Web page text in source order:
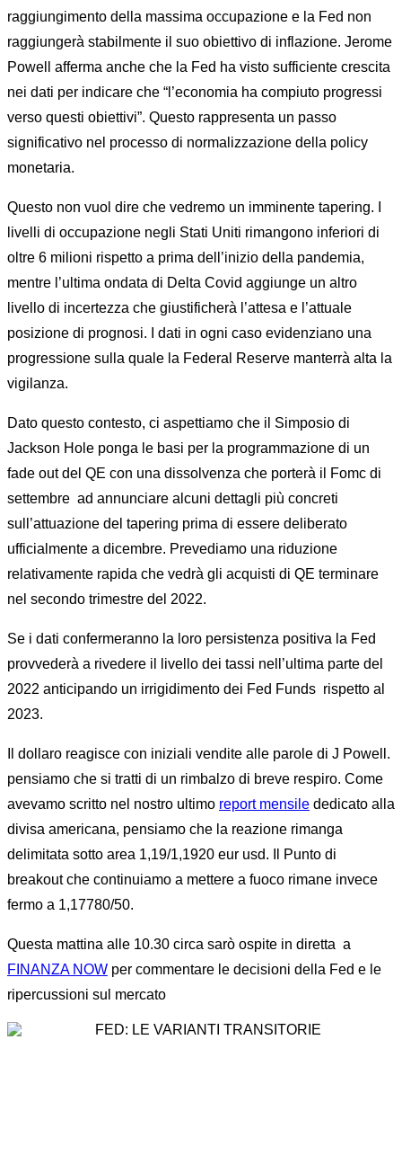
raggiungimento della massima occupazione e la Fed non
raggiungerà stabilmente il suo obiettivo di inflazione. Jerome
Powell afferma anche che la Fed ha visto sufficiente crescita
nei dati per indicare che “l’economia ha compiuto progressi
verso questi obiettivi”. Questo rappresenta un passo
significativo nel processo di normalizzazione della policy
monetaria.
Questo non vuol dire che vedremo un imminente tapering. I
livelli di occupazione negli Stati Uniti rimangono inferiori di
oltre 6 milioni rispetto a prima dell’inizio della pandemia,
mentre l’ultima ondata di Delta Covid aggiunge un altro
livello di incertezza che giustificherà l’attesa e l’attuale
posizione di prognosi. I dati in ogni caso evidenziano una
progressione sulla quale la Federal Reserve manterrà alta la
vigilanza.
Dato questo contesto, ci aspettiamo che il Simposio di
Jackson Hole ponga le basi per la programmazione di un
fade out del QE con una dissolvenza che porterà il Fomc di
settembre ad annunciare alcuni dettagli più concreti
sull’attuazione del tapering prima di essere deliberato
ufficialmente a dicembre. Prevediamo una riduzione
relativamente rapida che vedrà gli acquisti di QE terminare
nel secondo trimestre del 2022.
Se i dati confermeranno la loro persistenza positiva la Fed
provvederà a rivedere il livello dei tassi nell’ultima parte del
2022 anticipando un irrigidimento dei Fed Funds rispetto al
2023.
Il dollaro reagisce con iniziali vendite alle parole di J Powell.
pensiamo che si tratti di un rimbalzo di breve respiro. Come
avevamo scritto nel nostro ultimo report mensile dedicato alla
divisa americana, pensiamo che la reazione rimanga
delimitata sotto area 1,19/1,1920 eur usd. Il Punto di
breakout che continuiamo a mettere a fuoco rimane invece
fermo a 1,17780/50.
Questa mattina alle 10.30 circa sarò ospite in diretta a
FINANZA NOW per commentare le decisioni della Fed e le
ripercussioni sul mercato